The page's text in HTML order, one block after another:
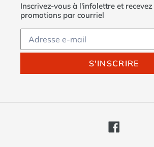
Inscrivez-vous à l'infolettre et
promotions par courriel
S'INSCRIRE
Facebook